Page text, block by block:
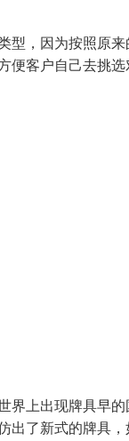
，因为按照原
客户自己去挑
界上出现牌具早
了新式的牌具